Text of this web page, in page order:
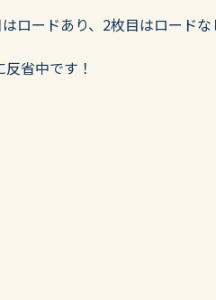
ロードあり、2枚目はロードな
省中です！